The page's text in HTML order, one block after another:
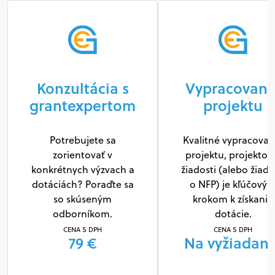
Konzultácia s
grantexpertom
Potrebujete sa
zorientovať v
konkrétnych výzvach a
dotáciách? Poraďte sa
so skúseným
odborníkom.
CENA S DPH
79 €
projektu
Kvalitné
projektu,
žiadosti (alebo
o NFP) je
krokom k získaniu
dotácie.
CENA S DPH
Na